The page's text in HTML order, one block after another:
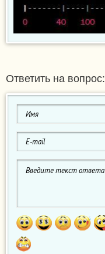
Ответить на вопрос: